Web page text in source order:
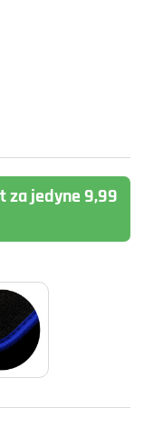
za jedyne 9,99